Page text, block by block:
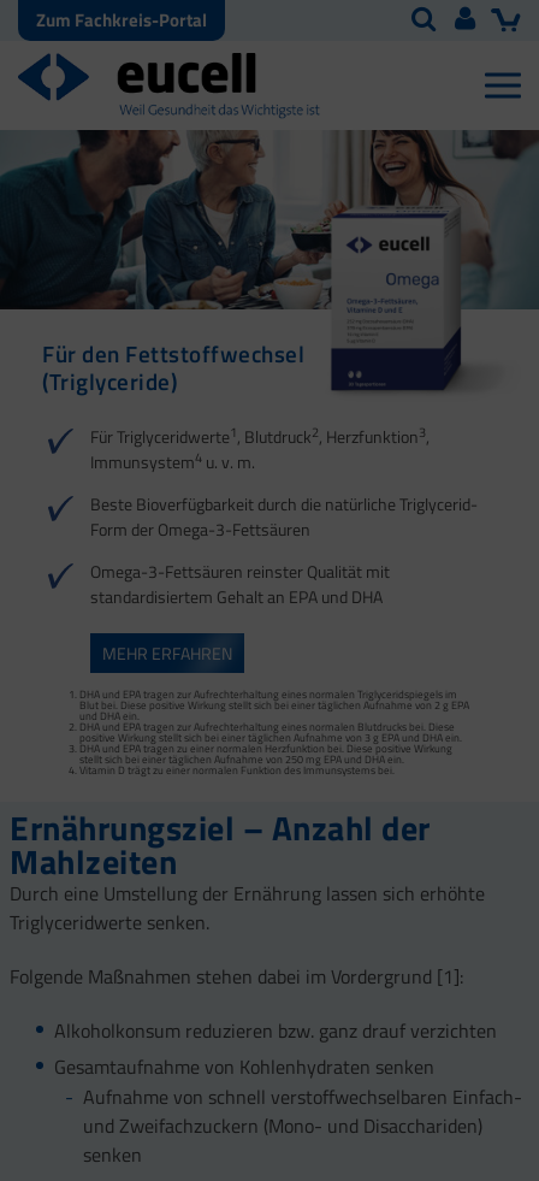
Zum Fachkreis-Portal
Für den Fettstoffwechsel
(Triglyceride)
Für Triglyceridwerte1, Blutdruck2, Herzfunktion3,
Immunsystem4 u. v. m.
Beste Bioverfügbarkeit durch die natürliche Triglycerid-
Form der Omega-3-Fettsäuren
Omega-3-Fettsäuren reinster Qualität mit
standardisiertem Gehalt an EPA und DHA
MEHR ERFAHREN
DHA und EPA tragen zur Aufrechterhaltung eines normalen Triglyceridspiegels im
Blut bei. Diese positive Wirkung stellt sich bei einer täglichen Aufnahme von 2 g EPA
und DHA ein.
DHA und EPA tragen zur Aufrechterhaltung eines normalen Blutdrucks bei. Diese
positive Wirkung stellt sich bei einer täglichen Aufnahme von 3 g EPA und DHA ein.
DHA und EPA tragen zu einer normalen Herzfunktion bei. Diese positive Wirkung
stellt sich bei einer täglichen Aufnahme von 250 mg EPA und DHA ein.
Vitamin D trägt zu einer normalen Funktion des Immunsystems bei.
Ernährungsziel – Anzahl der
Mahlzeiten
Durch eine Umstellung der Ernährung lassen sich erhöhte
Triglyceridwerte senken.
Folgende Maßnahmen stehen dabei im Vordergrund [1]:
Alkoholkonsum reduzieren bzw. ganz drauf verzichten
Gesamtaufnahme von Kohlenhydraten senken
Aufnahme von schnell verstoffwechselbaren Einfach-
und Zweifachzuckern (Mono- und Disacchariden)
senken